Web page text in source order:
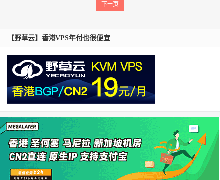
下一页
【野草云】香港VPS年付也很便宜